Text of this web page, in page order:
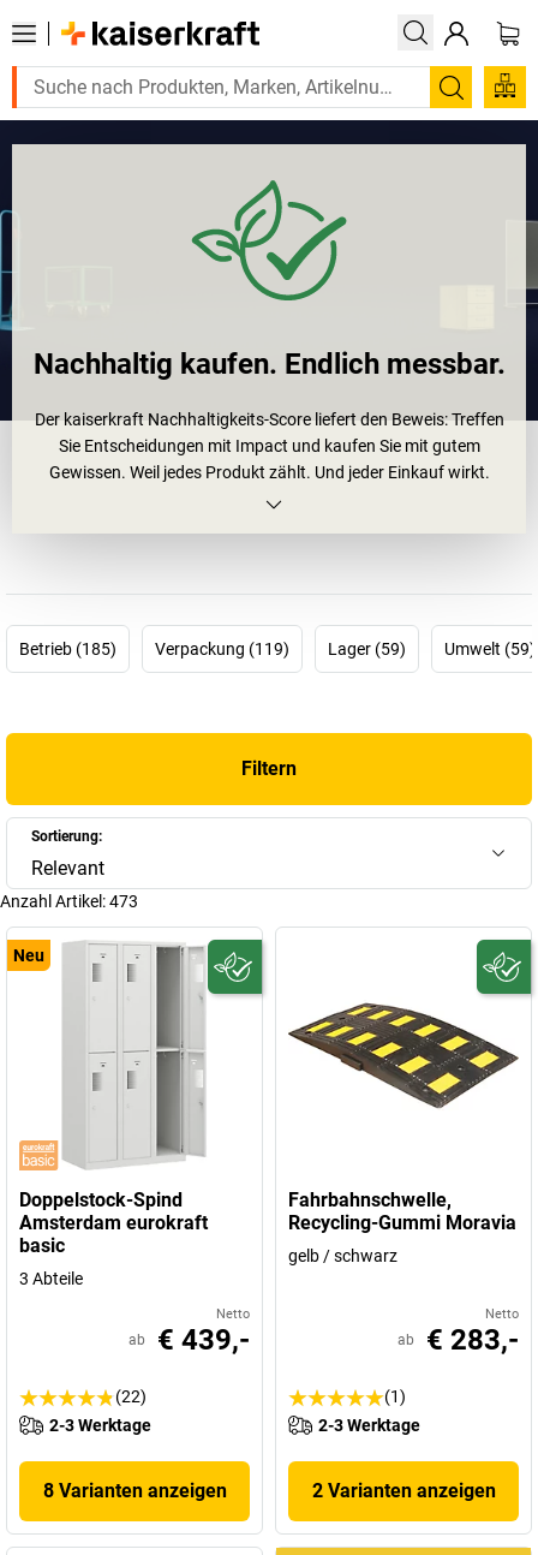
Suchen
Nachhaltig kaufen. Endlich messbar.
Der kaiserkraftNachhaltigkeits-Score liefert den Beweis: Treffen
Sie Entscheidungen mit Impact und kaufen Sie mit gutem
Gewissen. Weil jedes Produkt zählt. Und jeder Einkauf wirkt.
Betrieb (185) Verpackung (119) Lager (59) Umwelt (59)
Filtern
Sortierung:
Relevant
Anzahl Artikel:473
Neu
Doppelstock-Spind
Amsterdam eurokraft
basic
3 Abteile
Netto
ab € 439,-
(22)
2-3 Werktage
8 Varianten anzeigen
Fahrbahnschwelle,
Recycling-Gummi Moravia
gelb / schwarz
Netto
ab € 283,-
(1)
2-3 Werktage
2 Varianten anzeigen